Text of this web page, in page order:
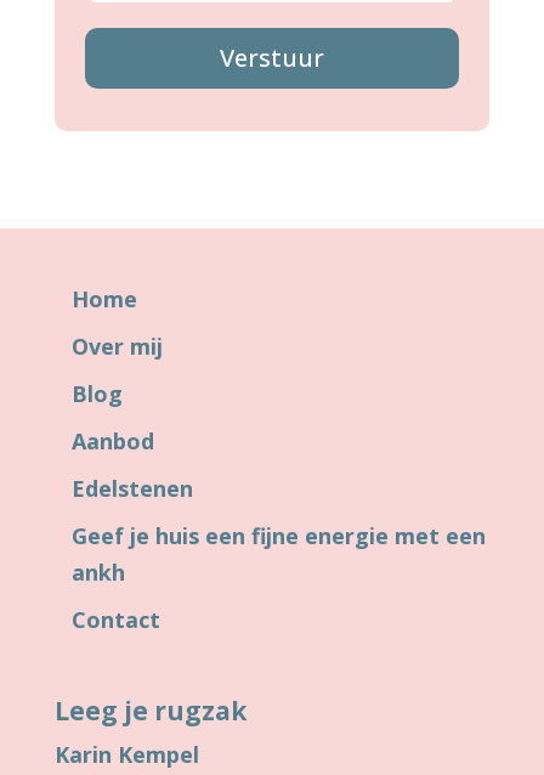
Verstuur
Home
Over mij
Blog
Aanbod
Edelstenen
Geef je huis een fijne energie met een
ankh
Contact
Leeg je rugzak
Karin Kempel